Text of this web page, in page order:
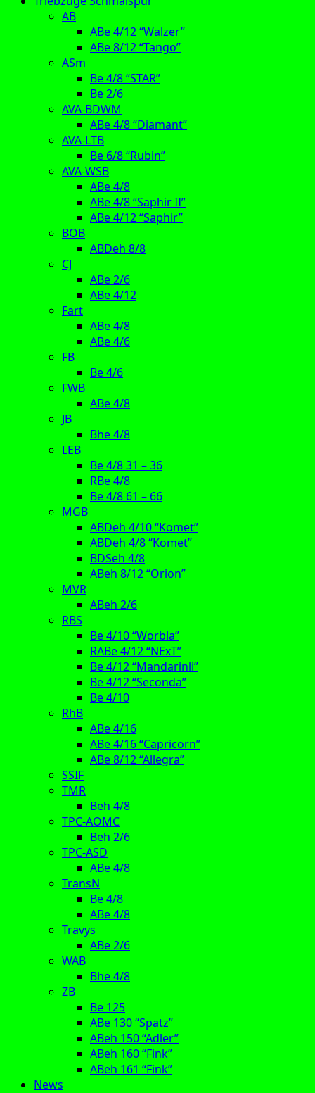
AB
ABe 4/12 “Walzer”
ABe 8/12 “Tango”
ASm
Be 4/8 “STAR”
Be 2/6
AVA-BDWM
ABe 4/8 “Diamant”
AVA-LTB
Be 6/8 “Rubin”
AVA-WSB
ABe 4/8
ABe 4/8 “Saphir II”
ABe 4/12 “Saphir”
BOB
ABDeh 8/8
CJ
ABe 2/6
ABe 4/12
Fart
ABe 4/8
ABe 4/6
FB
Be 4/6
FWB
ABe 4/8
JB
Bhe 4/8
LEB
Be 4/8 31 – 36
RBe 4/8
Be 4/8 61 – 66
MGB
ABDeh 4/10 “Komet”
ABDeh 4/8 “Komet”
BDSeh 4/8
ABeh 8/12 “Orion”
MVR
ABeh 2/6
RBS
Be 4/10 “Worbla”
RABe 4/12 “NExT”
Be 4/12 “Mandarinli”
Be 4/12 “Seconda”
Be 4/10
RhB
ABe 4/16
ABe 4/16 “Capricorn”
ABe 8/12 “Allegra”
SSIF
TMR
Beh 4/8
TPC-AOMC
Beh 2/6
TPC-ASD
ABe 4/8
TransN
Be 4/8
ABe 4/8
Travys
ABe 2/6
WAB
Bhe 4/8
ZB
Be 125
ABe 130 “Spatz”
ABeh 150 “Adler”
ABeh 160 “Fink”
ABeh 161 “Fink”
News